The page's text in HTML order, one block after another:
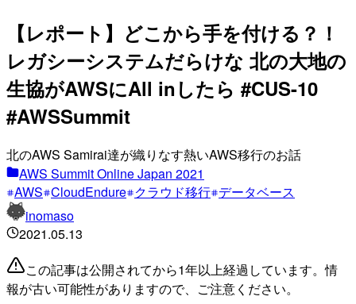
【レポート】どこから手を付ける？！
レガシーシステムだらけな 北の大地の
生協がAWSにAll inしたら #CUS-10
#AWSSummit
北のAWS Samirai達が織りなす熱いAWS移行のお話
AWS Summit Online Japan 2021
AWS CloudEndure クラウド移行 データベース
inomaso
2021.05.13
この記事は公開されてから1年以上経過しています。情
報が古い可能性がありますので、ご注意ください。